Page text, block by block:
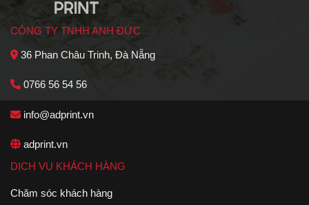
CÔNG TY TNHH ANH ĐỨC
36 Phan Châu Trinh, Đà Nẵng
0766 56 54 56
info@adprint.vn
adprint.vn
DỊCH VỤ KHÁCH HÀNG
Chăm sóc khách hàng